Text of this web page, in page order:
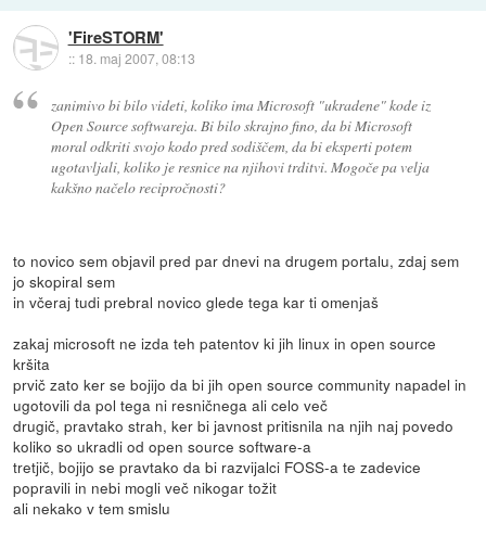
'FireSTORM'
:: 18. maj 2007, 08:13
zanimivo bi bilo videti, koliko ima Microsoft "ukradene" kode iz
Open Source softwareja. Bi bilo skrajno fino, da bi Microsoft
moral odkriti svojo kodo pred sodiščem, da bi eksperti potem
ugotavljali, koliko je resnice na njihovi trditvi. Mogoče pa velja
kakšno načelo recipročnosti?
to novico sem objavil pred par dnevi na drugem portalu, zdaj sem
jo skopiral sem
in včeraj tudi prebral novico glede tega kar ti omenjaš
zakaj microsoft ne izda teh patentov ki jih linux in open source
kršita
prvič zato ker se bojijo da bi jih open source community napadel in
ugotovili da pol tega ni resničnega ali celo več
drugič, pravtako strah, ker bi javnost pritisnila na njih naj povedo
koliko so ukradli od open source software-a
tretjič, bojijo se pravtako da bi razvijalci FOSS-a te zadevice
popravili in nebi mogli več nikogar tožit
ali nekako v tem smislu